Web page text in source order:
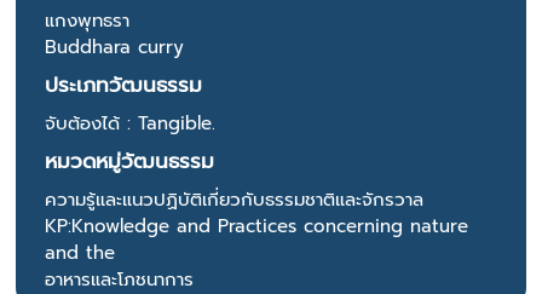
แกงพุทธรา
Buddhara curry
ประเภทวัฒนธรรม
จับต้องได้ : Tangible.
หมวดหมู่วัฒนธรรม
ความรู้และแนวปฏิบัติเกี่ยวกับธรรมชาติและจักรวาล
KP:Knowledge and Practices concerning nature
and the
อาหารและโภชนาการ